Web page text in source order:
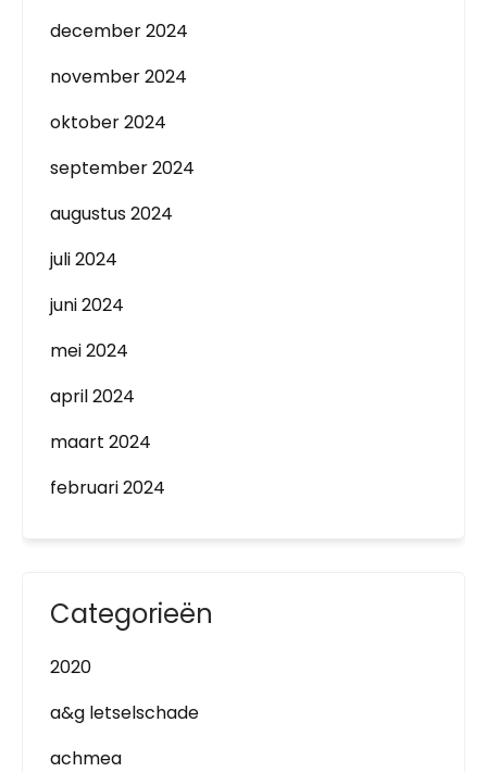
december 2024
november 2024
oktober 2024
september 2024
augustus 2024
juli 2024
juni 2024
mei 2024
april 2024
maart 2024
februari 2024
Categorieën
2020
a&g letselschade
achmea